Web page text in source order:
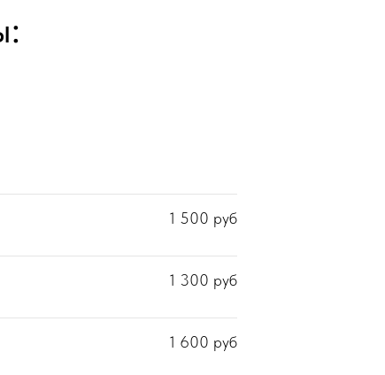
1 500 руб
1 300 руб
1 600 руб